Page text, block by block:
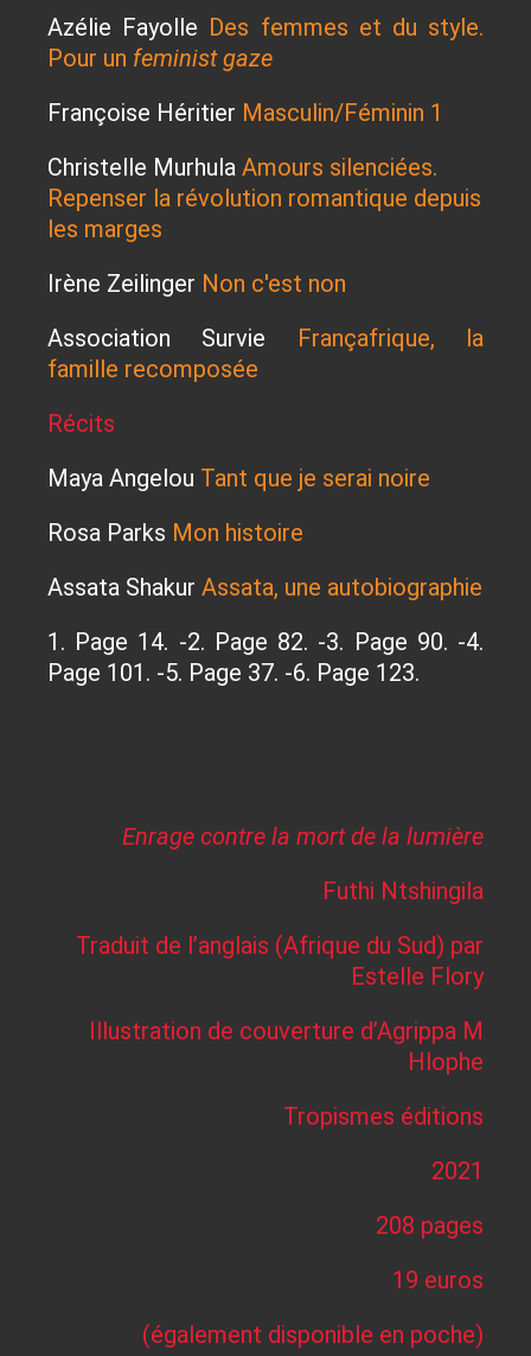
Azélie Fayolle Des femmes et du style.
Pour un feminist gaze
Françoise Héritier Masculin/Féminin 1
Christelle Murhula Amours silenciées.
Repenser la révolution romantique depuis
les marges
Irène Zeilinger Non c'est non
Association Survie Françafrique, la
famille recomposée
Récits
Maya Angelou Tant que je serai noire
Rosa Parks Mon histoire
Assata Shakur Assata, une autobiographie
1. Page 14. -2. Page 82. -3. Page 90. -4.
Page 101. -5. Page 37. -6. Page 123.
Enrage contre la mort de la lumière
Futhi Ntshingila
Traduit de l’anglais (Afrique du Sud) par
Estelle Flory
Illustration de couverture d’Agrippa M
Hlophe
Tropismes éditions
2021
208 pages
19 euros
(également disponible en poche)